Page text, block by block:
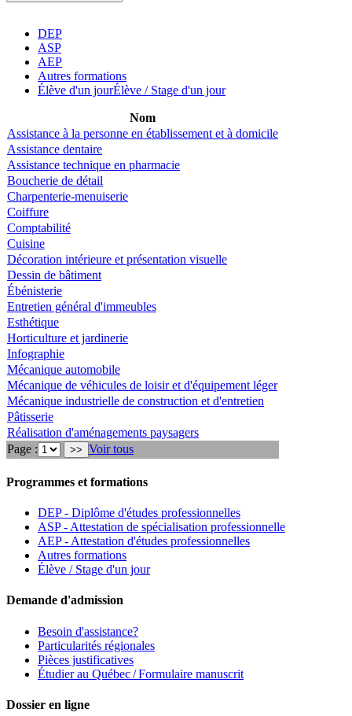
DEP
ASP
AEP
Autres formations
Élève d'un jourÉlève / Stage d'un jour
Nom
Assistance à la personne en établissement et à domicile
Assistance dentaire
Assistance technique en pharmacie
Boucherie de détail
Charpenterie-menuiserie
Coiffure
Comptabilité
Cuisine
Décoration intérieure et présentation visuelle
Dessin de bâtiment
Ébénisterie
Entretien général d'immeubles
Esthétique
Horticulture et jardinerie
Infographie
Mécanique automobile
Mécanique de véhicules de loisir et d'équipement léger
Mécanique industrielle de construction et d'entretien
Pâtisserie
Réalisation d'aménagements paysagers
Page :
Voir tous
Programmes et formations
DEP - Diplôme d'études professionnelles
ASP - Attestation de spécialisation professionnelle
AEP - Attestation d'études professionnelles
Autres formations
Élève / Stage d'un jour
Demande d'admission
Besoin d'assistance?
Particularités régionales
Pièces justificatives
Étudier au Québec / Formulaire manuscrit
Dossier en ligne